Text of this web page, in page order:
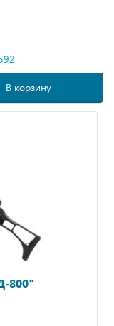
В корзину
800"